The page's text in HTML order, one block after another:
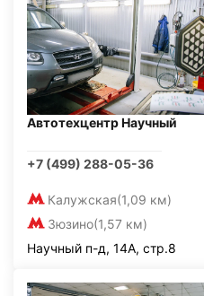
Автотехцентр Научный
+7 (499) 288-05-36
Калужская(1,09 км)
Зюзино(1,57 км)
Научный п-д, 14А, стр.8